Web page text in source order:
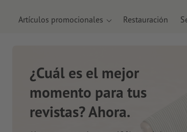
Artículos promocionales Restauración
Nuevos cuadernos de
notas
Con innovadores materiales como restos de